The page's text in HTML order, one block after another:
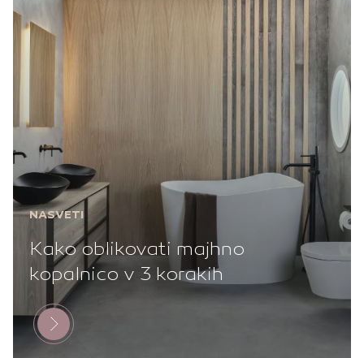
NASVETI
Kako oblikovati majhno
kopalnico v 3 korakih